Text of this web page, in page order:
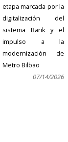
etapa marcada por la
digitalización del
sistema Barik y el
impulso a la
modernización de
Metro Bilbao
07/14/2026